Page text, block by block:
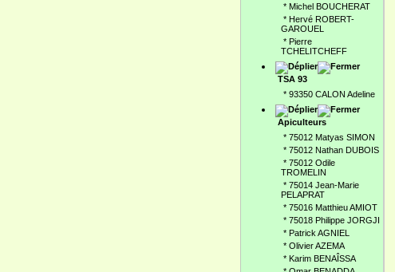
* Michel BOUCHERAT
* Hervé ROBERT-
GAROUEL
* Pierre
TCHELITCHEFF
TSA 93
* 93350 CALON Adeline
Apiculteurs
* 75012 Matyas SIMON
* 75012 Nathan DUBOIS
* 75012 Odile
TROMELIN
* 75014 Jean-Marie
PELAPRAT
* 75016 Matthieu AMIOT
* 75018 Philippe JORGJI
* Patrick AGNIEL
* Olivier AZEMA
* Karim BENAÎSSA